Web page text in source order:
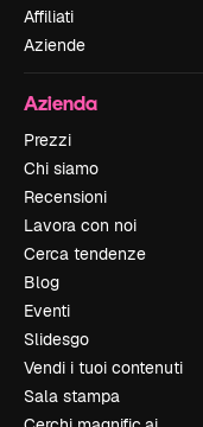
Affiliati
Aziende
Azienda
Prezzi
Chi siamo
Recensioni
Lavora con noi
Cerca tendenze
Blog
Eventi
Slidesgo
Vendi i tuoi contenuti
Sala stampa